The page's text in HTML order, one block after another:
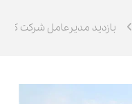
بازدید مدیرعامل شرکت